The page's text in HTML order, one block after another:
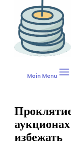
Main Menu
избежать